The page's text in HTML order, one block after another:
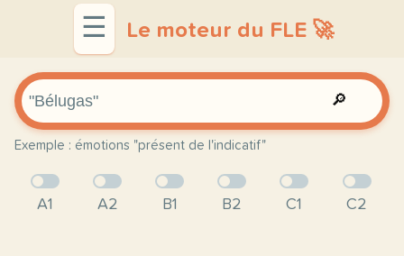
☰ Le moteur du FLE 🚀
🔎
Exemple : émotions "présent de l'indicatif"
A1 A2 B1 B2 C1 C2